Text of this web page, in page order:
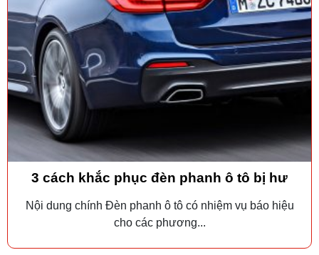
3 cách khắc phục đèn phanh ô tô bị hư
Nội dung chính Đèn phanh ô tô có nhiệm vụ báo hiệu
cho các phương...